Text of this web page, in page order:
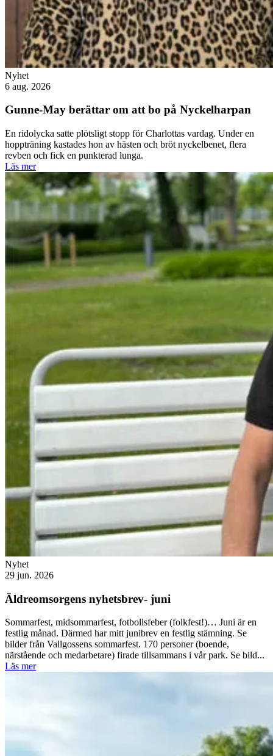
Nyhet
6 aug. 2026
Gunne-May berättar om att bo på Nyckelharpan
En ridolycka satte plötsligt stopp för Charlottas vardag. Under en
hoppträning kastades hon av hästen och bröt nyckelbenet, flera
revben och fick en punkterad lunga.
Läs mer
Nyhet
29 jun. 2026
Äldreomsorgens nyhetsbrev- juni
Sommarfest, midsommarfest, fotbollsfeber (folkfest!)… Juni är en
festlig månad. Därmed har mitt junibrev en festlig stämning. Se
bilder från Vallgossens sommarfest. 170 personer (boende,
närstående och medarbetare) firade tillsammans i vår park. Se bild...
Läs mer